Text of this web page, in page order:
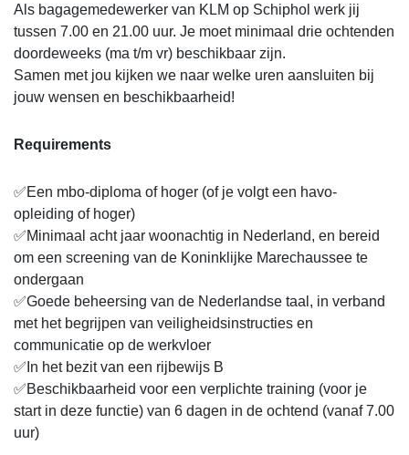
Als bagagemedewerker van KLM op Schiphol werk jij
tussen 7.00 en 21.00 uur. Je moet minimaal drie ochtenden
doordeweeks (ma t/m vr) beschikbaar zijn.
Samen met jou kijken we naar welke uren aansluiten bij
jouw wensen en beschikbaarheid!
Requirements
✅Een mbo-diploma of hoger (of je volgt een havo-
opleiding of hoger)
✅Minimaal acht jaar woonachtig in Nederland, en bereid
om een screening van de Koninklijke Marechaussee te
ondergaan
✅Goede beheersing van de Nederlandse taal, in verband
met het begrijpen van veiligheidsinstructies en
communicatie op de werkvloer
✅In het bezit van een rijbewijs B
✅Beschikbaarheid voor een verplichte training (voor je
start in deze functie) van 6 dagen in de ochtend (vanaf 7.00
uur)